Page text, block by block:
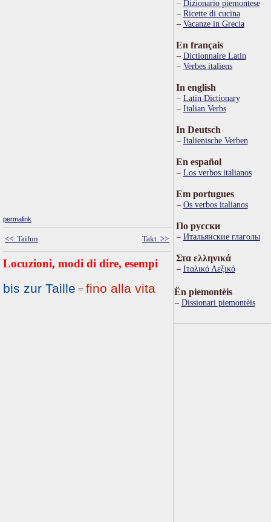
permalink
<< Taifun Takt >>
Locuzioni, modi di dire, esempi
bis zur Taille = fino alla vita
Dizionario piemontese
Ricette di cucina
Vacanze in Grecia
En français
Dictionnaire Latin
Verbes italiens
In english
Latin Dictionary
Italian Verbs
In Deutsch
Italienische Verben
En español
Los verbos italianos
Em portugues
Os verbos italianos
По русски
Итальянские глаголы
Στα ελληνικά
Ιταλικό Λεξικό
Ën piemontèis
Dissionari piemontèis